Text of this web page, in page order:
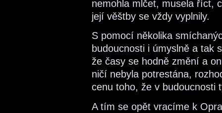
nemohla mlčet, musela říct,
její věštby se vždy vyplnily.
S pomocí několika
budoucnosti i úmyslně a tak
že časy se hodně změní a
ničí nebyla potrestána,
cenu toho, že v budoucnosti
A tím se opět vracíme k